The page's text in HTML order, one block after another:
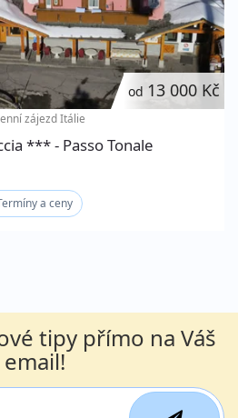
od 13 000 Kč
zájezdItálie
*** - Passo Tonale
a ceny
tipy přímo na Váš
email!